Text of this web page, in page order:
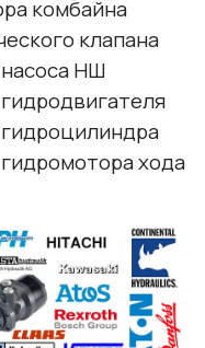
комбайна
клапана
НШ
хода